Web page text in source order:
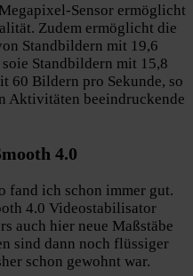
Sensor ermöglicht
Zudem ermöglicht die
Standbildern mit 19,6
Standbildern mit 15,8
60 Bildern pro Sekunde, so
Aktivitäten beeindruckende
4.0
fand ich schon immer gut.
4.0 Videostabilisator
auch hier neue Maßstäbe
sind dann noch flüssiger
schon gewohnt war.